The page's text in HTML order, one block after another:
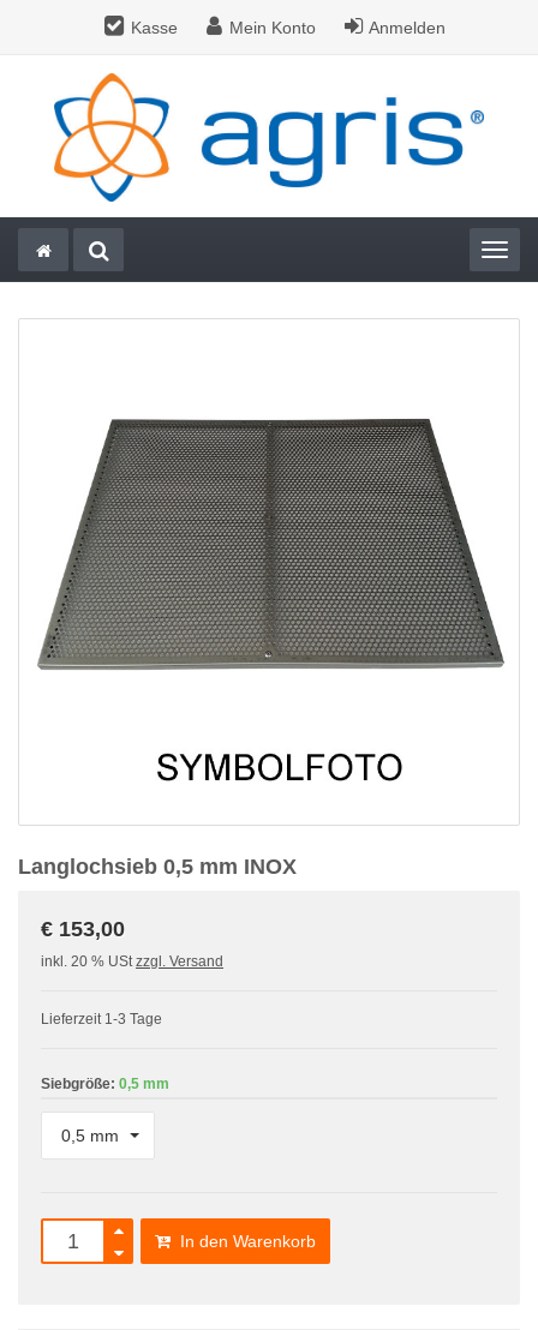
Kasse Mein Konto Anmelden
Langlochsieb 0,5 mm INOX
€ 153,00
inkl. 20 % UStzzgl. Versand
Lieferzeit 1-3 Tage
Siebgröße: 0,5 mm
0,5 mm
In den Warenkorb